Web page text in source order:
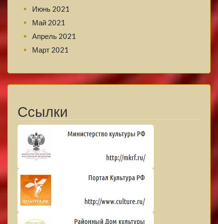
Июнь 2021
Май 2021
Апрель 2021
Март 2021
Ссылки